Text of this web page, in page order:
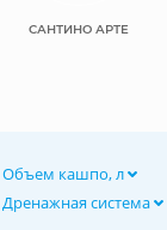
САНТИНО АРТЕ
Объем кашпо, л
Дренажная система